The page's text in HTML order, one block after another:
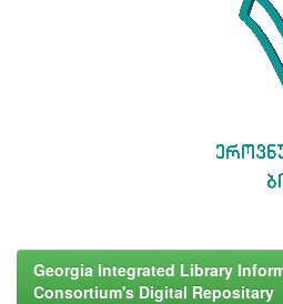
Georgia Integrated Library
Consortium's Digital Repositary